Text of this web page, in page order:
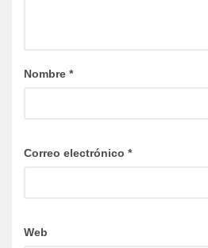
Nombre *
Correo electrónico *
Web